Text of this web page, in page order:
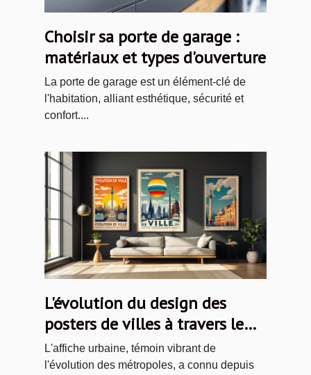
Choisir sa porte de garage :
matériaux et types d'ouverture
La porte de garage est un élément-clé de
l'habitation, alliant esthétique, sécurité et
confort....
L'évolution du design des
posters de villes à travers le
temps
L'affiche urbaine, témoin vibrant de
l'évolution des métropoles, a connu depuis